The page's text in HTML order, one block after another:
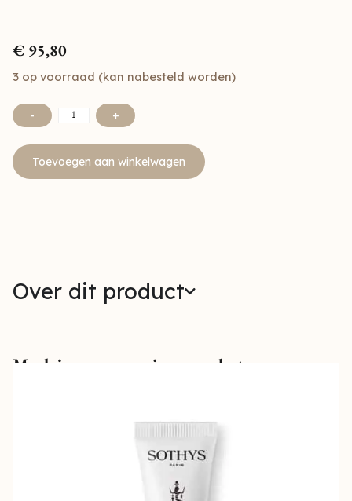
€ 95,80
3 op voorraad (kan nabesteld worden)
- +
Toevoegen aan winkelwagen
Over dit product
Maak jouw verzorging compleet